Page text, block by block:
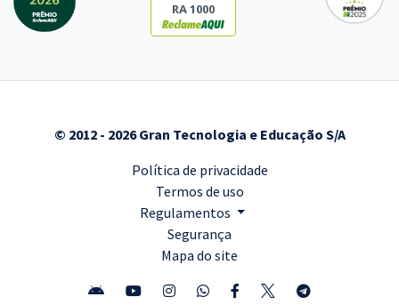
RA 1000
© 2012 - 2026 Gran Tecnologia e Educação S/A
Política de privacidade
Termos de uso
Regulamentos
Segurança
Mapa do site